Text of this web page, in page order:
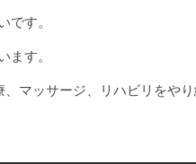
す。
す。
マッサージ、リハビリをやり